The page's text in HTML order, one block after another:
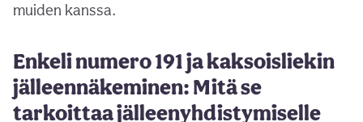
muiden kanssa.
Enkeli numero 191 ja kaksoisliekin
jälleennäkeminen: Mitä se
tarkoittaa jälleenyhdistymiselle